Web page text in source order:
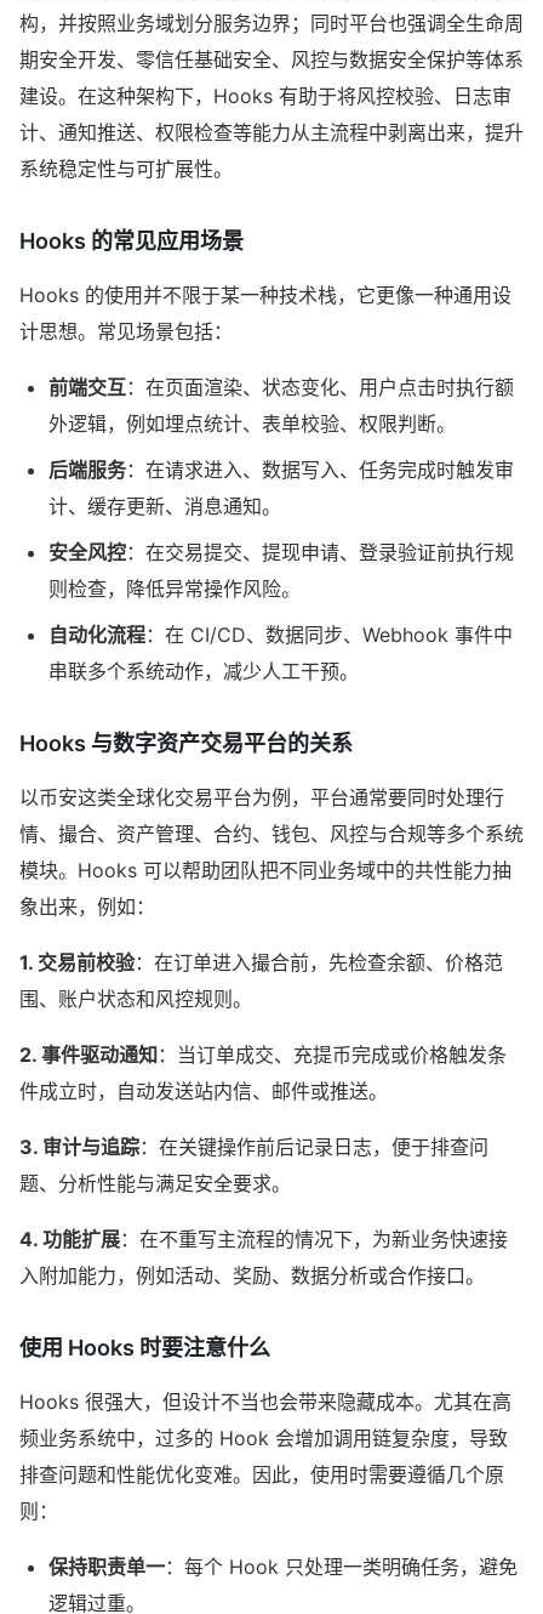
构，并按照业务域划分服务边界；同时平台也强调全生命周
期安全开发、零信任基础安全、风控与数据安全保护等体系
建设。在这种架构下，Hooks 有助于将风控校验、日志审
计、通知推送、权限检查等能力从主流程中剥离出来，提升
系统稳定性与可扩展性。
Hooks 的常见应用场景
Hooks 的使用并不限于某一种技术栈，它更像一种通用设
计思想。常见场景包括：
前端交互：在页面渲染、状态变化、用户点击时执行额
外逻辑，例如埋点统计、表单校验、权限判断。
后端服务：在请求进入、数据写入、任务完成时触发审
计、缓存更新、消息通知。
安全风控：在交易提交、提现申请、登录验证前执行规
则检查，降低异常操作风险。
自动化流程：在 CI/CD、数据同步、Webhook 事件中
串联多个系统动作，减少人工干预。
Hooks 与数字资产交易平台的关系
以币安这类全球化交易平台为例，平台通常要同时处理行
情、撮合、资产管理、合约、钱包、风控与合规等多个系统
模块。Hooks 可以帮助团队把不同业务域中的共性能力抽
象出来，例如：
1. 交易前校验：在订单进入撮合前，先检查余额、价格范
围、账户状态和风控规则。
2. 事件驱动通知 ：当订单成交、充提币完成或价格触发条
件成立时，自动发送站内信、邮件或推送。
3. 审计与追踪：在关键操作前后记录日志，便于排查问
题、分析性能与满足安全要求。
4. 功能扩展：在不重写主流程的情况下，为新业务快速接
入附加能力，例如活动、奖励、数据分析或合作接口。
使用 Hooks 时要注意什么
Hooks 很强大，但设计不当也会带来隐藏成本。尤其在高
频业务系统中，过多的 Hook 会增加调用链复杂度，导致
排查问题和性能优化变难。因此，使用时需要遵循几个原
则：
保持职责单一：每个 Hook 只处理一类明确任务，避免
逻辑过重。